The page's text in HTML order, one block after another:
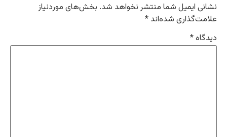
نشانی ایمیل شما منتشر نخواهد شد. بخش‌های موردنیاز
علامت‌گذاری شده‌اند *
دیدگاه*